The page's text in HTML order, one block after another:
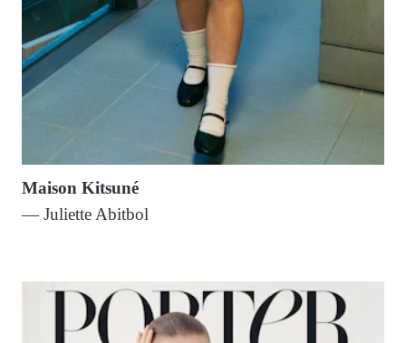
Maison Kitsuné
— Juliette Abitbol